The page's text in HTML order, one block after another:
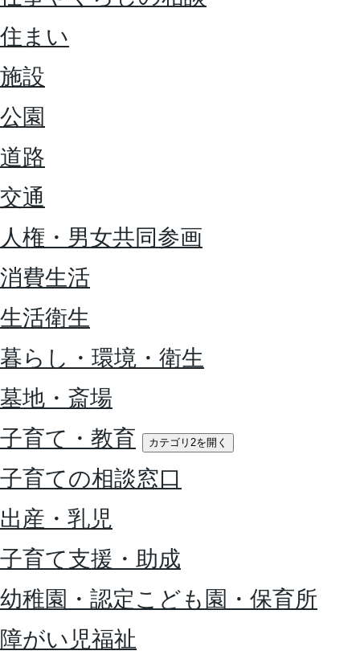
住まい
施設
公園
道路
交通
人権・男女共同参画
消費生活
生活衛生
暮らし・環境・衛生
墓地・斎場
子育て・教育
カテゴリ2を開く
子育ての相談窓口
出産・乳児
子育て支援・助成
幼稚園・認定こども園・保育所
障がい児福祉